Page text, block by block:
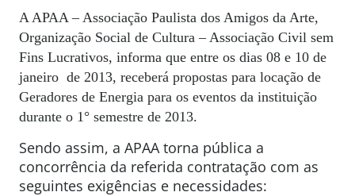
A APAA – Associação Paulista dos Amigos da Arte,
Organização Social de Cultura – Associação Civil sem
Fins Lucrativos, informa que entre os dias 08 e 10 de
janeiro de 2013, receberá propostas para locação de
Geradores de Energia para os eventos da instituição
durante o 1° semestre de 2013.
Sendo assim, a APAA torna pública a
concorrência da referida contratação com as
seguintes exigências e necessidades: